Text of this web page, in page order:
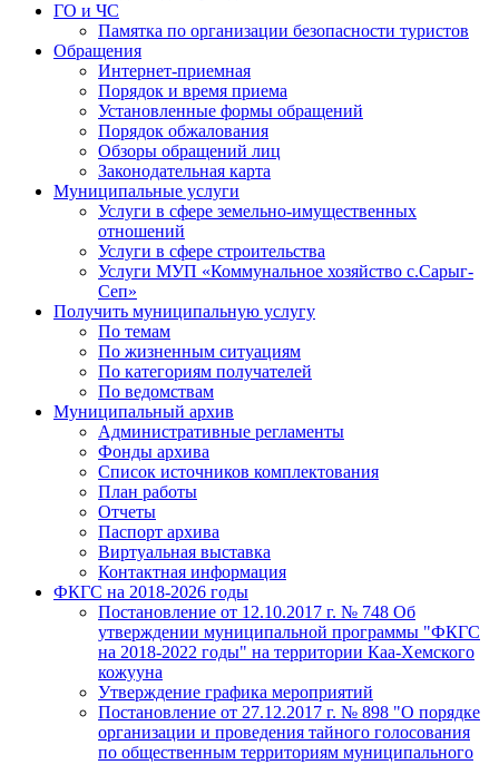
ГО и ЧС
Памятка по организации безопасности туристов
Обращения
Интернет-приемная
Порядок и время приема
Установленные формы обращений
Порядок обжалования
Обзоры обращений лиц
Законодательная карта
Муниципальные услуги
Услуги в сфере земельно-имущественных
отношений
Услуги в сфере строительства
Услуги МУП «Коммунальное хозяйство с.Сарыг-
Сеп»
Получить муниципальную услугу
По темам
По жизненным ситуациям
По категориям получателей
По ведомствам
Муниципальный архив
Административные регламенты
Фонды архива
Список источников комплектования
План работы
Отчеты
Паспорт архива
Виртуальная выставка
Контактная информация
ФКГС на 2018-2026 годы
Постановление от 12.10.2017 г. № 748 Об
утверждении муниципальной программы "ФКГС
на 2018-2022 годы" на территории Каа-Хемского
кожууна
Утверждение графика мероприятий
Постановление от 27.12.2017 г. № 898 "О порядке
организации и проведения тайного голосования
по общественным территориям муниципального